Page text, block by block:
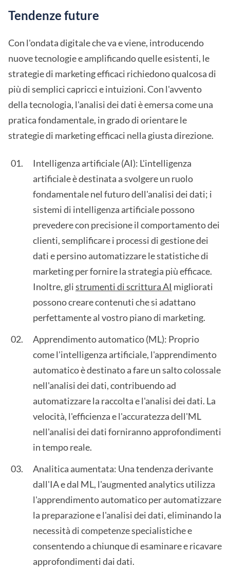
Tendenze future
Con l'ondata digitale che va e viene, introducendo
nuove tecnologie e amplificando quelle esistenti, le
strategie di marketing efficaci richiedono qualcosa di
più di semplici capricci e intuizioni. Con l'avvento
della tecnologia, l'analisi dei dati è emersa come una
pratica fondamentale, in grado di orientare le
strategie di marketing efficaci nella giusta direzione.
Intelligenza artificiale (AI): L'intelligenza
artificiale è destinata a svolgere un ruolo
fondamentale nel futuro dell'analisi dei dati; i
sistemi di intelligenza artificiale possono
prevedere con precisione il comportamento dei
clienti, semplificare i processi di gestione dei
dati e persino automatizzare le statistiche di
marketing per fornire la strategia più efficace.
Inoltre, glistrumenti di scrittura AI migliorati
possono creare contenuti che si adattano
perfettamente al vostro piano di marketing.
Apprendimento automatico (ML): Proprio
come l'intelligenza artificiale, l'apprendimento
automatico è destinato a fare un salto colossale
nell'analisi dei dati, contribuendo ad
automatizzare la raccolta e l'analisi dei dati. La
velocità, l'efficienza e l'accuratezza dell'ML
nell'analisi dei dati forniranno approfondimenti
in tempo reale.
Analitica aumentata: Una tendenza derivante
dall'IA e dal ML, l'augmented analytics utilizza
l'apprendimento automatico per automatizzare
la preparazione e l'analisi dei dati, eliminando la
necessità di competenze specialistiche e
consentendo a chiunque di esaminare e ricavare
approfondimenti dai dati.